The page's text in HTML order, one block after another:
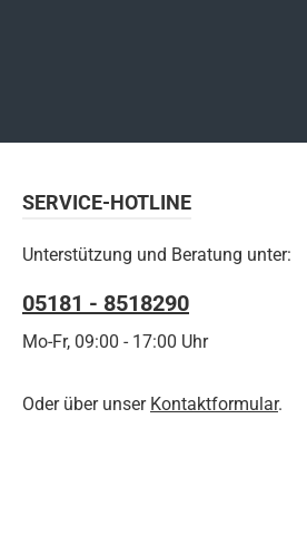
SERVICE-HOTLINE
Unterstützung und Beratung unter:
05181 - 8518290
Mo-Fr, 09:00 - 17:00 Uhr
Oder über unser Kontaktformular.